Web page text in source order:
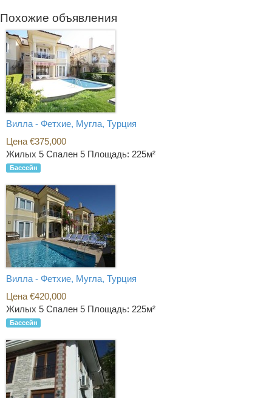
Похожие объявления
Вилла - Фетхие, Мугла, Турция
Цена €375,000
Жилых 5 Спален 5 Площадь: 225м²
Бассейн
Вилла - Фетхие, Мугла, Турция
Цена €420,000
Жилых 5 Спален 5 Площадь: 225м²
Бассейн